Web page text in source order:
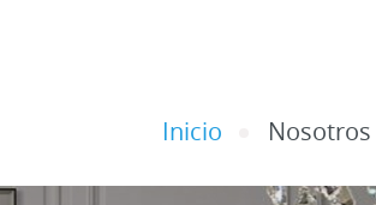
Inicio Nosotros